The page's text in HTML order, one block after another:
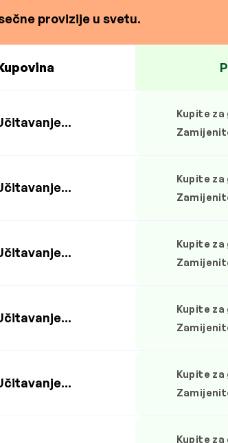
provizije u svetu.
Kupite
Kupite
Kupite
Kupite
Kupite
Kupite